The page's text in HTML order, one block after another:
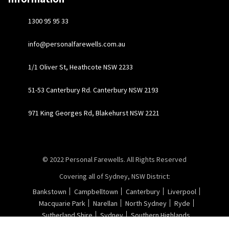
1300 95 95 33
info@personalfarewells.com.au
1/1 Oliver St, Heathcote NSW 2233
51-53 Canterbury Rd. Canterbury NSW 2193
971 King Georges Rd, Blakehurst NSW 2221
© 2022Personal Farewells. All Rights Reserved
Covering all of Sydney, NSW District:
Bankstown
Campbelltown Canterbury
Liverpool
Macquarie Park
Narellan North Sydney
Ryde
Sutherland Shire
Sydney
Southern Highlands